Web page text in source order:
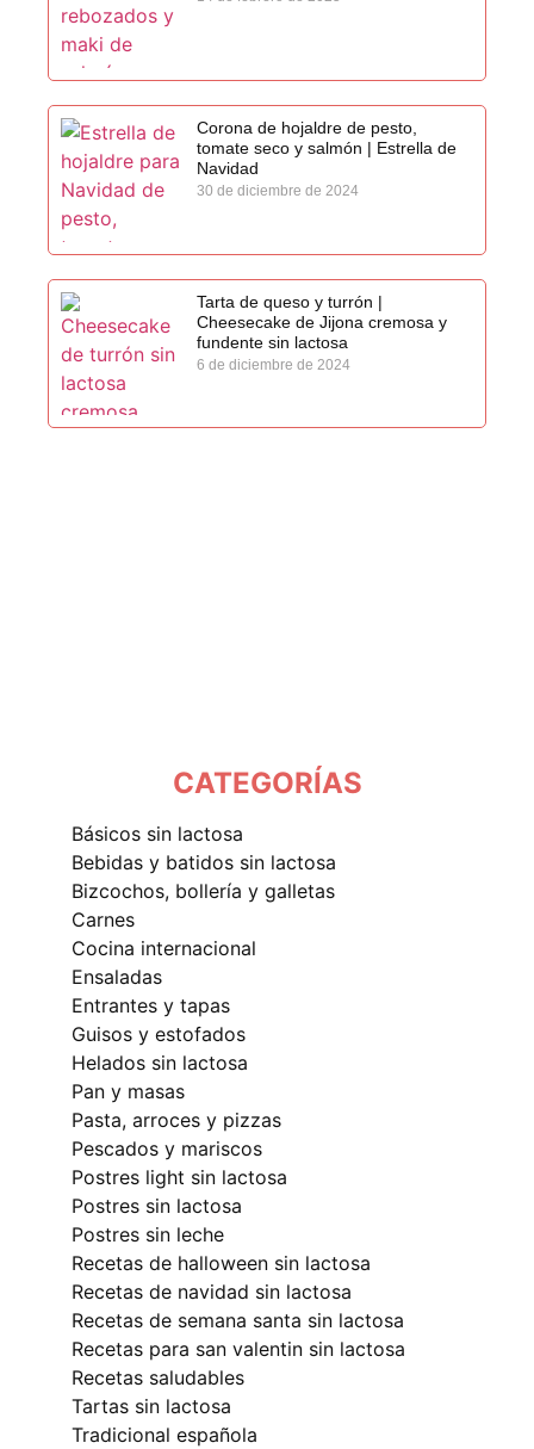
Corona de hojaldre de pesto,
tomate seco y salmón | Estrella de
Navidad
30 de diciembre de 2024
Tarta de queso y turrón |
Cheesecake de Jijona cremosa y
fundente sin lactosa
6 de diciembre de 2024
CATEGORÍAS
básicos sin lactosa
bebidas y batidos sin lactosa
bizcochos, bollería y galletas
carnes
cocina internacional
ensaladas
entrantes y tapas
guisos y estofados
helados sin lactosa
pan y masas
pasta, arroces y pizzas
pescados y mariscos
postres light sin lactosa
postres sin lactosa
postres sin leche
recetas de halloween sin lactosa
recetas de navidad sin lactosa
recetas de semana santa sin lactosa
recetas para san valentin sin lactosa
recetas saludables
tartas sin lactosa
tradicional española